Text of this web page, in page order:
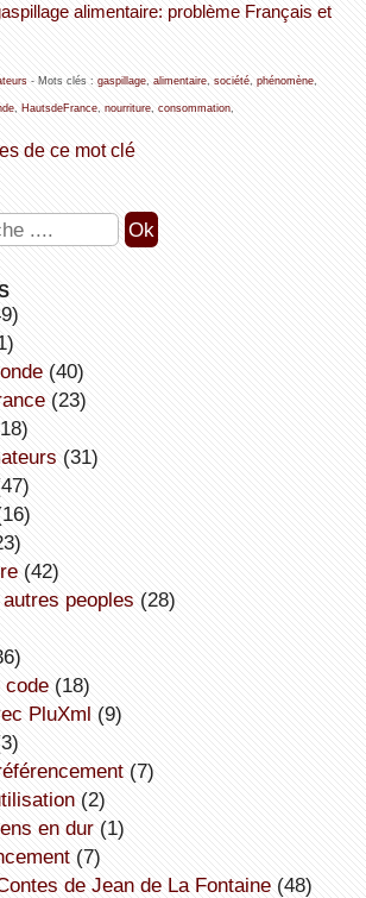
alimentaire: problème Français et
- Mots clés : gaspillage, alimentaire, société, phénomène,
, HautsdeFrance, nourriture, consommation,
de ce mot clé
(40)
(23)
(31)
(42)
autres peoples (28)
code(18)
PluXml (9)
(7)
(2)
en dur(1)
(7)
de Jean de La Fontaine(48)